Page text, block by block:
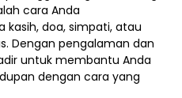
cara Anda
doa, simpati, atau
Dengan pengalaman dan
untuk membantu Anda
dengan cara yang